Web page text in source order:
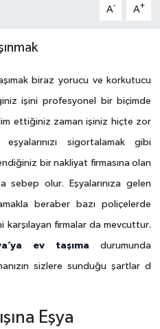
A- A+
biraz yorucu ve korkutucu
işini profesyonel bir biçimde
ettiğiniz zaman işiniz hiçte zor
eşyalarınızı sigortalamak gibi
bir nakliyat firmasına olan
sebep olur. Eşyalarınıza gelen
beraber bazı poliçelerde
karşılayan firmalar da mevcuttur.
ev taşıma durumunda
sizlere sunduğu şartlar d
Eşya